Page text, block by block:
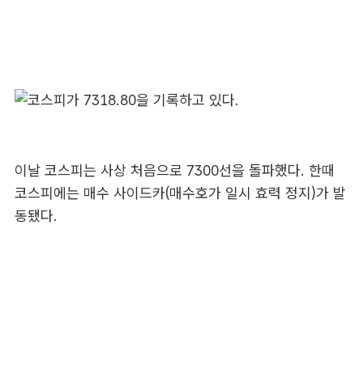
이날 코스피는 사상 처음으로 7300선을 돌파했다. 한때
코스피에는 매수 사이드카(매수호가 일시 효력 정지)가 발
동됐다.